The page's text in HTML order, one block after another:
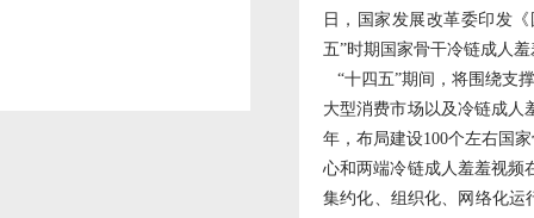
日，国家发展改革委印发
五”时期国家骨干冷链成人
“十四五”期间，将围绕支
大型消费市场以及冷链成人
年，布局建设100个左右国
心和两端冷链成人羞羞视频
集约化、组织化、网络化运